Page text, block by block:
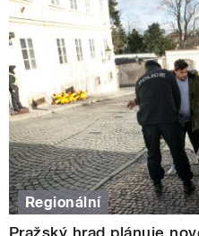
Regionální
Pražský hrad plánuje